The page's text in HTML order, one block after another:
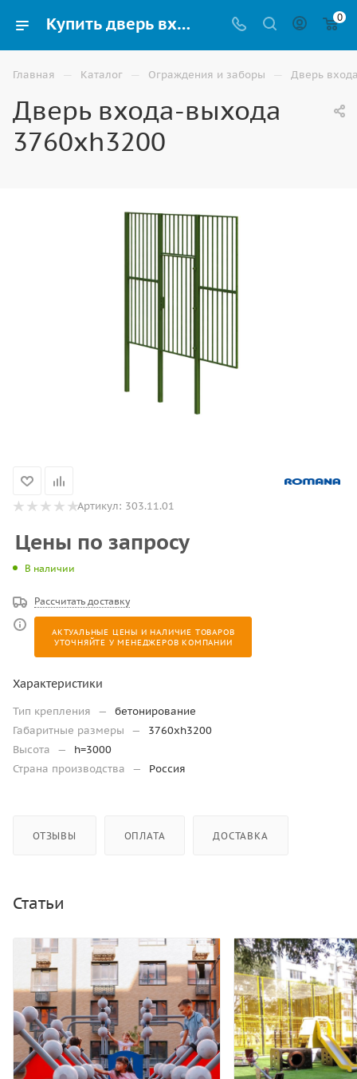
Купить дверь входа-выхода 3760хh3200 для парка, детской или спортивной площадки в Волгограде 0
Главная — Каталог — Ограждения и заборы — Дверь
Дверь входа-выхода
3760хh3200
Артикул: 303.11.01
Цены по запросу
В наличии
Рассчитать доставку
АКТУАЛЬНЫЕ ЦЕНЫ И НАЛИЧИЕ ТОВАРОВ
УТОЧНЯЙТЕ У МЕНЕДЖЕРОВ КОМПАНИИ
Характеристики
Тип крепления —
бетонирование
Габаритные размеры
—
3760хh3200
Высота
—
h=3000
Страна производства
— Россия
ОТЗЫВЫ ОПЛАТА ДОСТАВКА
Статьи